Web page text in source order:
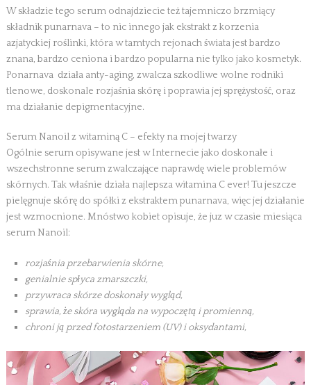
W składzie tego serum odnajdziecie też tajemniczo brzmiący
składnik punarnava – to nic innego jak ekstrakt z korzenia
azjatyckiej roślinki, która w tamtych rejonach świata jest bardzo
znana, bardzo ceniona i bardzo popularna nie tylko jako kosmetyk.
Ponarnava działa anty-aging, zwalcza szkodliwe wolne rodniki
tlenowe, doskonale rozjaśnia skórę i poprawia jej sprężystość, oraz
ma działanie depigmentacyjne.
Serum Nanoil z witaminą C – efekty na mojej twarzy
Ogólnie serum opisywane jest w Internecie jako doskonałe i
wszechstronne serum zwalczające naprawdę wiele problemów
skórnych. Tak właśnie działa najlepsza witamina C ever! Tu jeszcze
pielęgnuje skórę do spółki z ekstraktem punarnava, więc jej działanie
jest wzmocnione. Mnóstwo kobiet opisuje, że juz w czasie miesiąca
serum Nanoil:
rozjaśnia przebarwienia skórne,
genialnie spłyca zmarszczki,
przywraca skórze doskonały wygląd,
sprawia, że skóra wygląda na wypoczętą i promienną,
chroni ją przed fotostarzeniem (UV) i oksydantami,